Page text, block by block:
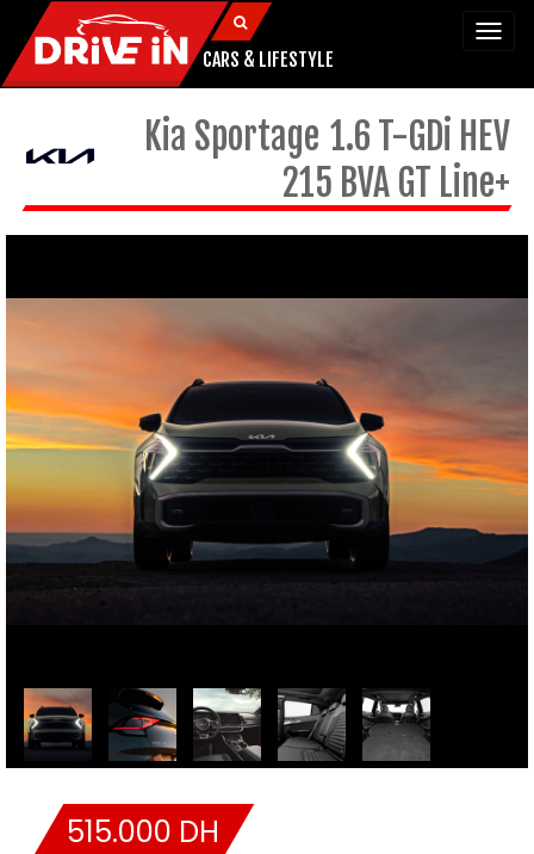
CARS & LIFESTYLE
Kia Sportage 1.6 T-GDi HEV
215 BVA GT Line+
515.000 DH